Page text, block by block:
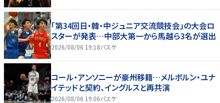
「第34回日・韓・中ジュニア交流競技会」の大会ロ
スターが発表…中部大第一から馬越ら3名が選出
2026/08/06 19:18バスケ
コール・アンソニーが豪州移籍…メルボルン・ユナ
イテッドと契約、イングルスと再共演
2026/08/06 19:06バスケ